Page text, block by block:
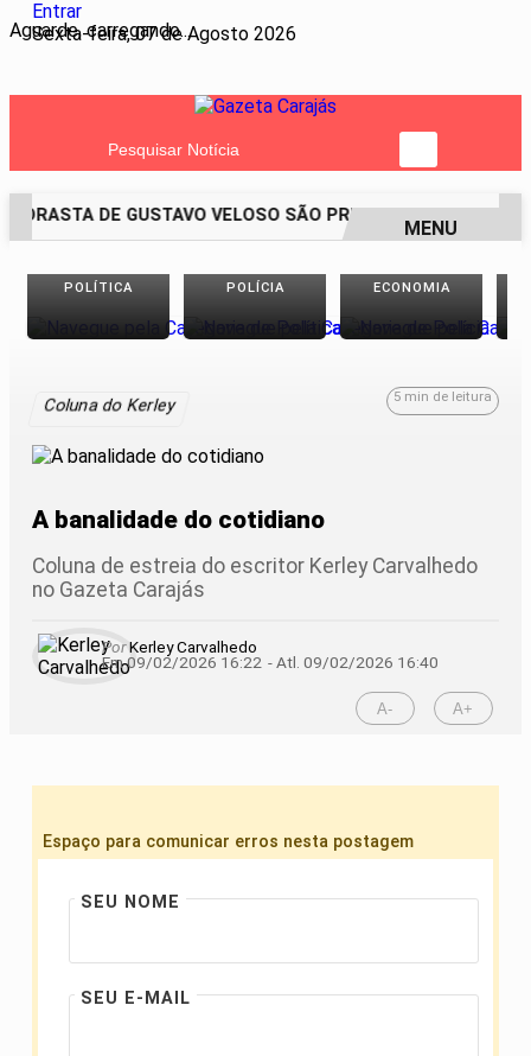
Aguarde, carregando...
Entrar
Sexta-feira, 07 de Agosto 2026
Pesquisar Notícia
DE GUSTAVO VELOSO SÃO PRESOS SUSPEITOS
EM ALTA
MENU
POLÍTICA POLÍCIA ECONOMIA
Coluna do Kerley 5 min de leitura
A banalidade do cotidiano
Coluna de estreia do escritor Kerley Carvalhedo
no Gazeta Carajás
PorKerley Carvalhedo
Em 09/02/2026 16:22 - Atl. 09/02/2026 16:40
A- A+
Espaço para comunicar erros nesta postagem
SEU NOME
SEU E-MAIL